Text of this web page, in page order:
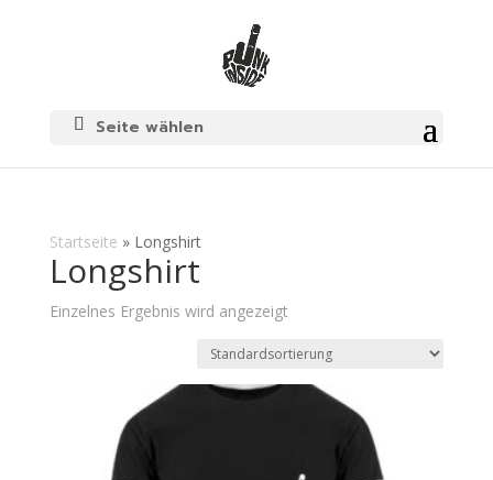
Seite wählen
Startseite » Longshirt
Longshirt
Einzelnes Ergebnis wird angezeigt